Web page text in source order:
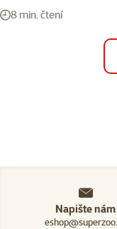
8 min. čtení
Napište nám